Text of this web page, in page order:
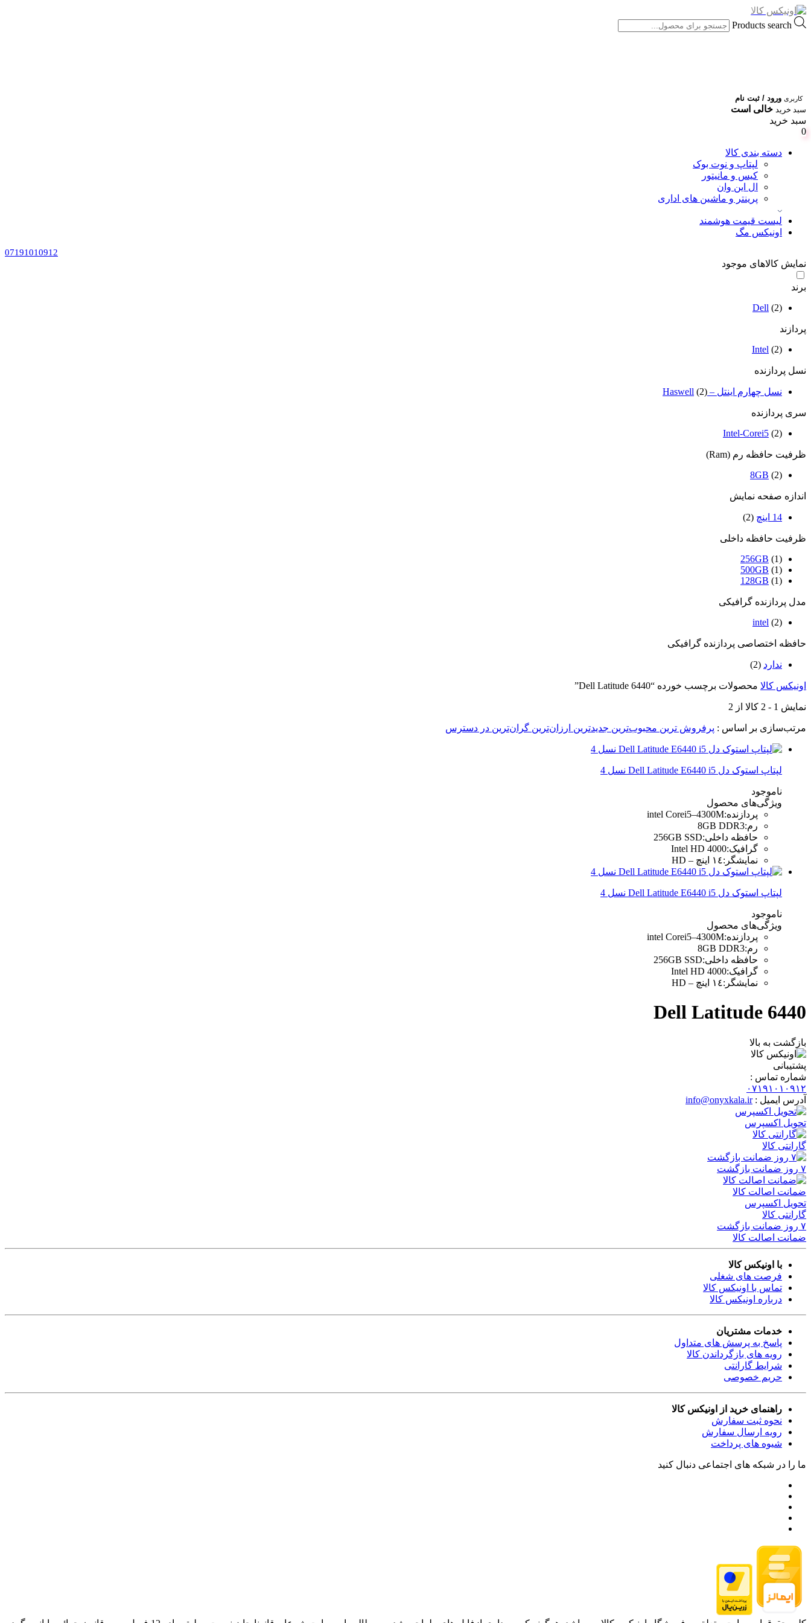
Products search
کاربری ورود / ثبت نام
سبد خرید خالی است
سبد خرید
0
دسته بندی کالا
لپتاپ و نوت بوک
کیس و مانیتور
ال این وان
پرینتر و ماشین های اداری
لیست قیمت هوشمند
اونیکس مگ
07191010912
نمایش کالاهای موجود
برند
Dell (2)
پردازند
Intel (2)
نسل پردازنده
نسل چهارم اینتل – Haswell (2)
سری پردازنده
Intel-Corei5 (2)
ظرفیت حافظه رم (Ram)
8GB (2)
اندازه صفحه نمایش
14 اینچ (2)
ظرفیت حافظه داخلی
256GB (1)
500GB (1)
128GB (1)
مدل پردازنده گرافیکی
intel (2)
حافظه اختصاصی پردازنده گرافیکی
ندارد (2)
اونیکس کالا محصولات برچسب خورده “Dell Latitude 6440”
نمایش 1
-
2 کالا از 2
مرتب‌سازی بر اساس : پرفروش ترین محبوب‌ترین جدیدترین ارزان‌ترین گران‌ترین در دسترس
لپتاپ استوک دل Dell Latitude E6440 i5 نسل 4
ناموجود
ویژگی‌های محصول
پردازنده:
intel Corei5–4300M
رم:
8GB DDR3
حافظه داخلی:
256GB SSD
گرافیک:
Intel HD 4000
نمایشگر :١٤ اینچ – HD
لپتاپ استوک دل Dell Latitude E6440 i5 نسل 4
ناموجود
ویژگی‌های محصول
پردازنده:
intel Corei5–4300M
رم:
8GB DDR3
حافظه داخلی:
256GB SSD
گرافیک:
Intel HD 4000
نمایشگر :١٤ اینچ – HD
Dell Latitude 6440
بازگشت به بالا
پشتیبانی
شماره تماس :
۰۷۱۹۱۰۱۰۹۱۲
آدرس ایمیل : info@onyxkala.ir
تحویل اکسپرس
گارانتی کالا
۷ روز ضمانت بازگشت
ضمانت اصالت کالا
تحویل اکسپرس
گارانتی کالا
۷ روز ضمانت بازگشت
ضمانت اصالت کالا
با اونیکس کالا
فرصت های شغلی
تماس با اونیکس کالا
درباره اونیکس کالا
خدمات مشتریان
پاسخ به پرسش های متداول
رویه های بازگرداندن کالا
شرایط گارانتی
حریم خصوصی
راهنمای خرید از اونیکس کالا
نحوه ثبت سفارش
رویه ارسال سفارش
شیوه های پرداخت
ما را در شبکه های اجتماعی دنبال کنید